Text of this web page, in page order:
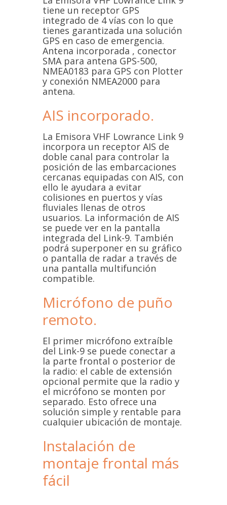
tiene un receptor GPS
integrado de 4 vías con lo que
tienes garantizada una solución
GPS en caso de emergencia.
Antena incorporada , conector
SMA para antena GPS-500,
NMEA0183 para GPS con Plotter
y conexión NMEA2000 para
antena.
AIS incorporado.
La Emisora VHF Lowrance Link 9
incorpora un receptor AIS de
doble canal para controlar la
posición de las embarcaciones
cercanas equipadas con AIS, con
ello le ayudara a evitar
colisiones en puertos y vías
fluviales llenas de otros
usuarios. La información de AIS
se puede ver en la pantalla
integrada del Link-9. También
podrá superponer en su gráfico
o pantalla de radar a través de
una pantalla multifunción
compatible.
Micrófono de puño
remoto.
El primer micrófono extraíble
del Link-9 se puede conectar a
la parte frontal o posterior de
la radio: el cable de extensión
opcional permite que la radio y
el micrófono se monten por
separado. Esto ofrece una
solución simple y rentable para
cualquier ubicación de montaje.
Instalación de
montaje frontal más
fácil